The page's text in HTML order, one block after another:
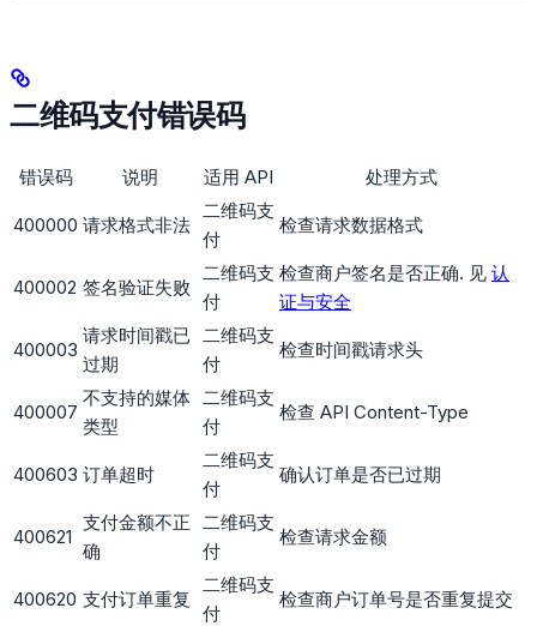
二维码支付错误码
错误码 说明 适用 API 处理方式
400000 请求格式非法
二维码支
付
检查请求数据格式
400002 签名验证失败
二维码支
付
检查商户签名是否正确. 见 认
证与安全
400003
请求时间戳已
过期
二维码支
付
检查时间戳请求头
400007
不支持的媒体
类型
二维码支
付
检查 API Content-Type
400603 订单超时
二维码支
付
确认订单是否已过期
400621
支付金额不正
确
二维码支
付
检查请求金额
400620 支付订单重复
二维码支
付
检查商户订单号是否重复提交